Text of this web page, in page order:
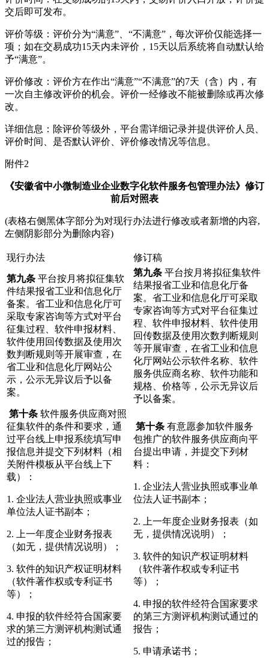
交后即可发布。
评价等级：评价分为“满意”、“不满意”，每次评价仅能选择一
项；如在交易成功15天内未评价，15天以后系统将自动默认给
予“满意”。
评价修改：评价方在作出“满意”“不满意”的7天（含）内，有
一次自主修改评价的机会。评价一经修改不能被删除或再次修
改。
详细信息：除评价等级外，平台需详细记录并提供评价人员、
评价时间、是否默认评价、评价修改情况等信息。
附件2
《安徽省中小微制造业企业数字化软件服务包管理办法》修订
前后对照表
(表格右侧黑体字部分为对现行办法进行修改或者新增的内容,
左侧阴影部分为删除内容)
现行办法 修订稿
第九条 平台按月将拟征集软
件结果报省工业和信息化厅
备案。省工业和信息化厅可
采取专家咨询等方式对平台
征集过程、软件申报材料、
软件使用回传数据及使用次
数判断规则等开展审查，在
省工业和信息化厅网站公
示，公示无异议后予以备
案。
第九条 平台按月将拟征集软件
结果报省工业和信息化厅备
案。省工业和信息化厅可采取
专家咨询等方式对平台征集过
程、软件申报材料、软件使用
回传数据及使用次数判断规则
等开展审查，在省工业和信息
化厅网站公示软件名称、软件
服务供应商名称、软件功能和
规格、价格等，公示无异议后
予以备案。
第十条 软件服务供应商对照
征集软件的条件和要求，通
过平台线上申报系统填写申
报信息并提交下列材料（相
关附件模板从平台线上下
载）：
1. 企业法人营业执照或事业
单位法人证书副本；
2. 上一年度企业财务报表
（如无，提供情况说明）；
3. 软件的知识产权证明材料
（软件著作权或专利证书
等）；
4. 申报的软件经符合国家要
求的第三方测评机构测试通
过的报告；
第十条 有意愿参加软件服务
包推广的软件服务供应商向平
台提出申请，并提交下列材
料：
1. 企业法人营业执照或事业单
位法人证书副本；
2. 上一年度企业财务报表（如
无，提供情况说明）；
3. 软件的知识产权证明材料
（软件著作权或专利证书
等）；
4. 申报的软件经符合国家要求
的第三方测评机构测试通过的
报告；
5. 申请承诺书；